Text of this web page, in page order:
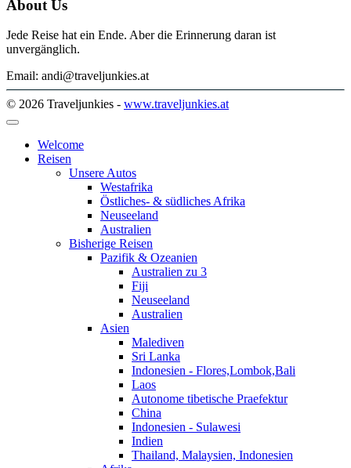
About Us
Jede Reise hat ein Ende. Aber die Erinnerung daran ist
unvergänglich.
Email: andi@traveljunkies.at
© 2026 Traveljunkies - www.traveljunkies.at
Welcome
Reisen
Unsere Autos
Westafrika
Östliches- & südliches Afrika
Neuseeland
Australien
Bisherige Reisen
Pazifik & Ozeanien
Australien zu 3
Fiji
Neuseeland
Australien
Asien
Malediven
Sri Lanka
Indonesien - Flores,Lombok,Bali
Laos
Autonome tibetische Praefektur
China
Indonesien - Sulawesi
Indien
Thailand, Malaysien, Indonesien